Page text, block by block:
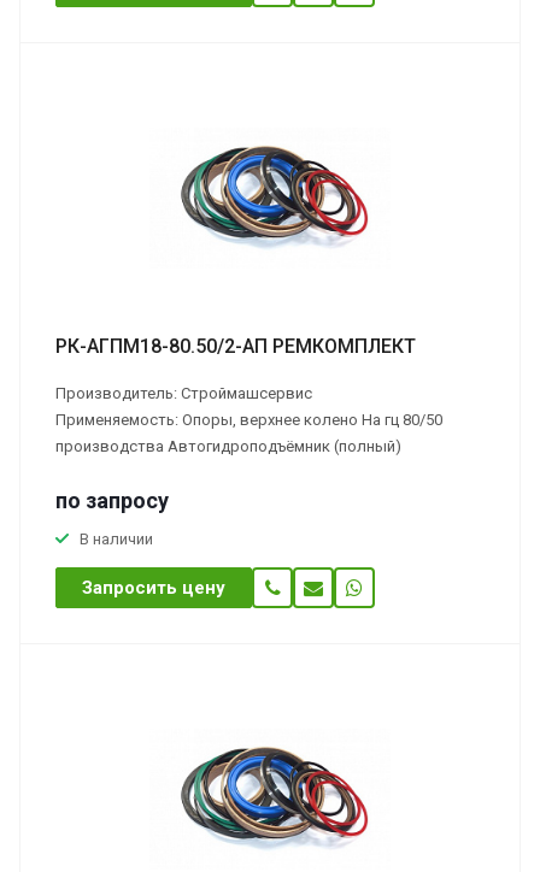
РК-АГПМ18-80.50/2-АП РЕМКОМПЛЕКТ
Производитель: Строймашсервис
Применяемость: Опоры, верхнее колено На гц 80/50
производства Автогидроподъёмник (полный)
по запросу
В наличии
Запросить цену